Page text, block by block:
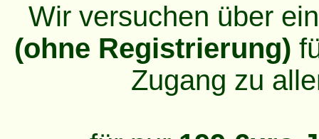
Wir versuchen über
(ohne Registrierung)
Zugang zu